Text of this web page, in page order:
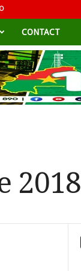
CONTACT
2018